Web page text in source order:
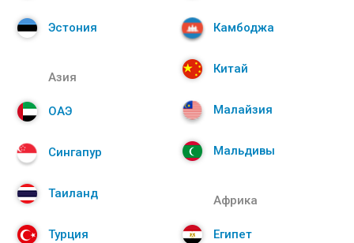
Эстония Камбоджа
Китай
Малайзия
Мальдивы
Азия
ОАЭ
Сингапур
Таиланд
Турция
Африка
Египет